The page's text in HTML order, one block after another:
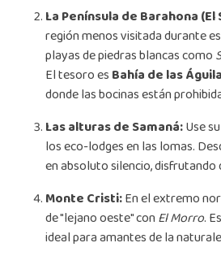
La Península de Barahona
región menos visitada durante
playas de piedras blancas como
El tesoro es Bahía de las
donde las bocinas están
Las alturas de Samaná:Use
los eco-lodges en las lomas.
en absoluto silencio, disfrutando
Monte Cristi:En el extremo
de "lejano oeste" con El Morro.
ideal para amantes de la